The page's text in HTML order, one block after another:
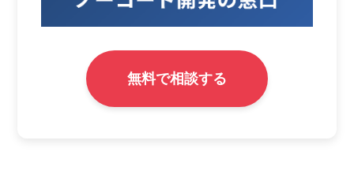
無料で相談する